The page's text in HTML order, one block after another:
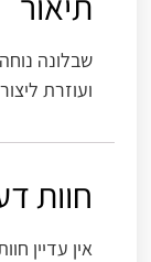
שבלונה
ועוזרת
חוות
אין עדיין